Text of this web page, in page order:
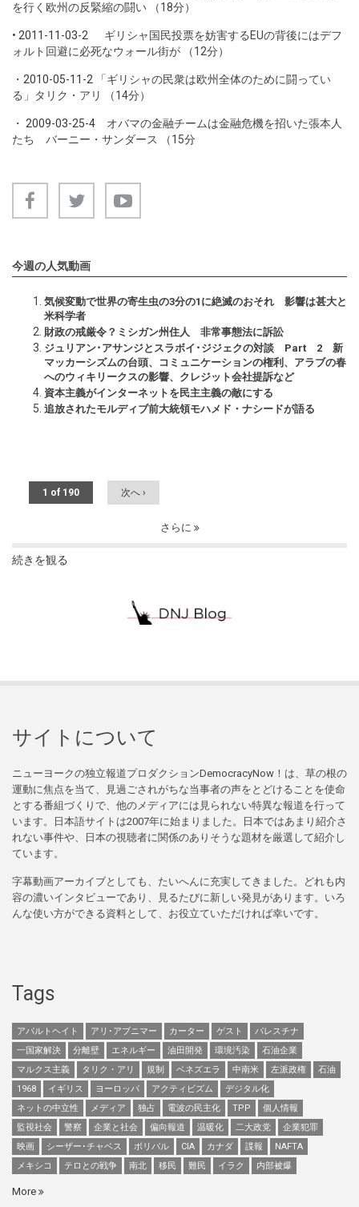
を行く欧州の反緊縮の闘い （18分）
• 2011-11-03-2 ギリシャ国民投票を妨害するEUの背後にはデフ
ォルト回避に必死なウォール街が （12分）
・ 2010-05-11-2 「ギリシャの民衆は欧州全体のために闘ってい
る」タリク・アリ （14分）
・ 2009-03-25-4 オバマの金融チームは金融危機を招いた張本人
たち バーニー・サンダース （15分
今週の人気動画
気候変動で世界の寄生虫の3分の1に絶滅のおそれ 影響は甚大と
米科学者
財政の戒厳令？ミシガン州住人 非常事態法に訴訟
ジュリアン･アサンジとスラボイ･ジジェクの対談 Part 2 新
マッカーシズムの台頭、コミュニケーションの権利、アラブの春
へのウィキリークスの影響、クレジット会社提訴など
資本主義がインターネットを民主主義の敵にする
追放されたモルディブ前大統領モハメド・ナシードが語る
1 of 190 次へ ›
さらに
続きを観る
サイトについて
ニューヨークの独立報道プロダクションDemocracyNow！は、草の根の
運動に焦点を当て、見過ごされがちな当事者の声をとどけることを使命
とする番組づくりで、他のメディアには見られない特異な報道を行って
います。日本語サイトは2007年に始まりました。日本ではあまり紹介さ
れない事件や、日本の視聴者に関係のありそうな題材を厳選して紹介し
ています。
字幕動画アーカイブとしても、たいへんに充実してきました。どれも内
容の濃いインタビューであり、見るたびに新しい発見があります。いろ
んな使い方ができる資料として、お役立ていただければ幸いです。
Tags
アパルトヘイト アリ･アブニマー カーター ゲスト
パレスチナ
一国家解決
分離壁 エネルギー 油田開発 環境汚染
石油企業
マルクス主義
タリク・アリ 規制 ベネズエラ 中南米 左派政権
石油
1968
イギリス ヨーロッパ アクティビズム
デジタル化
ネットの中立性
メディア 独占 電波の民主化 TPP
個人情報
監視社会
警察 企業と社会 偏向報道 温暖化 二大政党
企業犯罪
映画
シーザー･チャベス ボリバル CIA カナダ 諜報
NAFTA
メキシコ
テロとの戦争 南北 移民 難民 イラク 内部被爆
More